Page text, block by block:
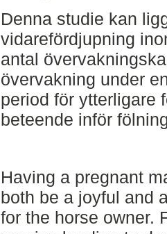
Denna studie kan
vidarefördjupning
antal
övervakning under
period för ytterligare
beteende inför
Having a pregnant
both be a joyful and
for the horse owner.